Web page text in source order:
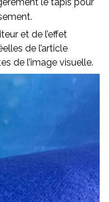
et de l’effet
de l’article
de l’image visuelle.